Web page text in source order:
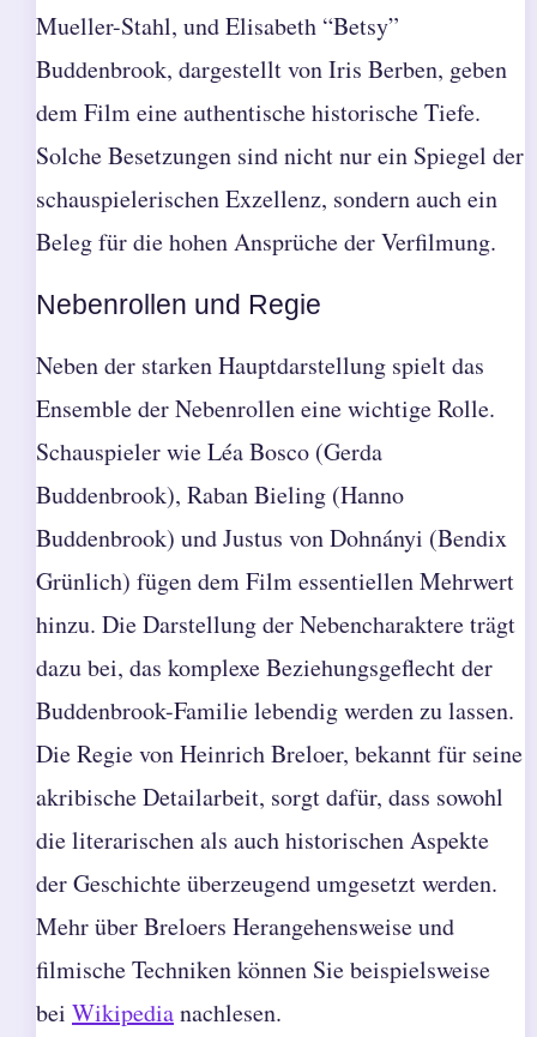
Mueller-Stahl, und Elisabeth “Betsy”
Buddenbrook, dargestellt von Iris Berben, geben
dem Film eine authentische historische Tiefe.
Solche Besetzungen sind nicht nur ein Spiegel der
schauspielerischen Exzellenz, sondern auch ein
Beleg für die hohen Ansprüche der Verfilmung.
Nebenrollen und Regie
Neben der starken Hauptdarstellung spielt das
Ensemble der Nebenrollen eine wichtige Rolle.
Schauspieler wie Léa Bosco (Gerda
Buddenbrook), Raban Bieling (Hanno
Buddenbrook) und Justus von Dohnányi (Bendix
Grünlich) fügen dem Film essentiellen Mehrwert
hinzu. Die Darstellung der Nebencharaktere trägt
dazu bei, das komplexe Beziehungsgeflecht der
Buddenbrook-Familie lebendig werden zu lassen.
Die Regie von Heinrich Breloer, bekannt für seine
akribische Detailarbeit, sorgt dafür, dass sowohl
die literarischen als auch historischen Aspekte
der Geschichte überzeugend umgesetzt werden.
Mehr über Breloers Herangehensweise und
filmische Techniken können Sie beispielsweise
bei Wikipedianachlesen.